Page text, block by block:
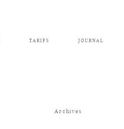
TARIFS JOURNAL
Archives